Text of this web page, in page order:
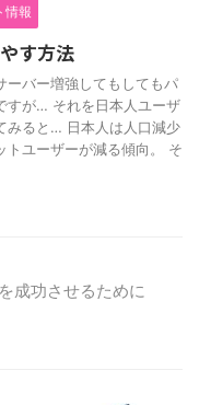
情報
す方法
ーバー増強してもしてもパ
すが… それを日本人ユーザ
みると… 日本人は人口減少
トユーザーが減る傾向。 そ
成功させるために